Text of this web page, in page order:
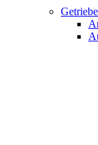
Getriebe